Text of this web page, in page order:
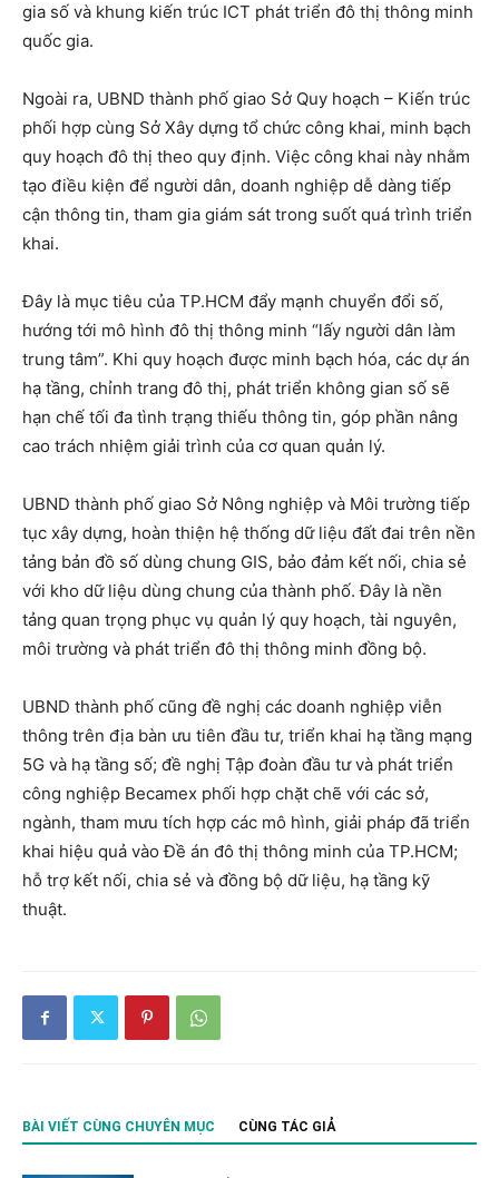
gia số và khung kiến trúc ICT phát triển đô thị thông minh
quốc gia.
Ngoài ra, UBND thành phố giao Sở Quy hoạch – Kiến trúc
phối hợp cùng Sở Xây dựng tổ chức công khai, minh bạch
quy hoạch đô thị theo quy định. Việc công khai này nhằm
tạo điều kiện để người dân, doanh nghiệp dễ dàng tiếp
cận thông tin, tham gia giám sát trong suốt quá trình triển
khai.
Đây là mục tiêu của TP.HCM đẩy mạnh chuyển đổi số,
hướng tới mô hình đô thị thông minh “lấy người dân làm
trung tâm”. Khi quy hoạch được minh bạch hóa, các dự án
hạ tầng, chỉnh trang đô thị, phát triển không gian số sẽ
hạn chế tối đa tình trạng thiếu thông tin, góp phần nâng
cao trách nhiệm giải trình của cơ quan quản lý.
UBND thành phố giao Sở Nông nghiệp và Môi trường tiếp
tục xây dựng, hoàn thiện hệ thống dữ liệu đất đai trên nền
tảng bản đồ số dùng chung GIS, bảo đảm kết nối, chia sẻ
với kho dữ liệu dùng chung của thành phố. Đây là nền
tảng quan trọng phục vụ quản lý quy hoạch, tài nguyên,
môi trường và phát triển đô thị thông minh đồng bộ.
UBND thành phố cũng đề nghị các doanh nghiệp viễn
thông trên địa bàn ưu tiên đầu tư, triển khai hạ tầng mạng
5G và hạ tầng số; đề nghị Tập đoàn đầu tư và phát triển
công nghiệp Becamex phối hợp chặt chẽ với các sở,
ngành, tham mưu tích hợp các mô hình, giải pháp đã triển
khai hiệu quả vào Đề án đô thị thông minh của TP.HCM;
hỗ trợ kết nối, chia sẻ và đồng bộ dữ liệu, hạ tầng kỹ
thuật.
BÀI VIẾT CÙNG CHUYÊN MỤC CÙNG TÁC GIẢ